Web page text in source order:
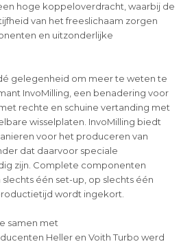
hoge koppeloverdracht, waarbij de
van het freeslichaam zorgen
en uitzonderlijke
gelegenheid om meer te weten te
InvoMilling, een benadering voor
rechte en schuine vertanding met
wisselplaten. InvoMilling biedt
voor het produceren van
dat daarvoor speciale
zijn. Complete componenten
één set-up, op slechts één
wordt ingekort.
samen met
Heller en Voith Turbo werd